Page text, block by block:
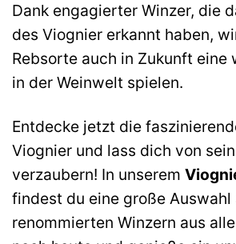
Dank engagierter Winzer, die
des Viognier erkannt haben,
Rebsorte auch in Zukunft eine
in der Weinwelt spielen.
Entdecke jetzt die
Viognier und lass dich von
verzaubern! In unserem
findest du eine große Auswahl
renommierten Winzern aus